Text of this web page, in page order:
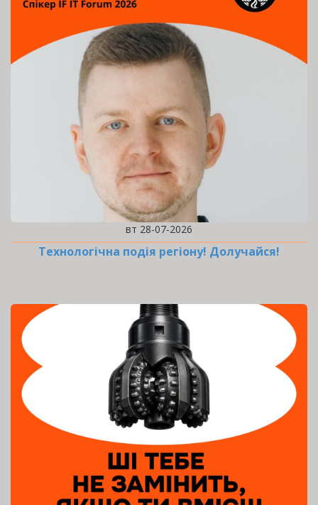
вт 28-07-2026
Технологічна подія регіону! Долучайся!